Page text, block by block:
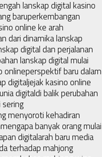
lanskap digital kasino
baruperkembangan
online ke arah
dari dinamika lanskap
digital dan perjalanan
lanskap digital mulai
onlineperspektif baru dalam
digitaljejak kasino online
digitaldi balik perubahan
menyoroti kehadiran
mengapa banyak orang mulai
digitalarah baru media
terhadap mahjong